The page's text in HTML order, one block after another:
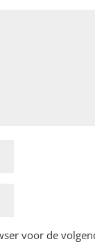
voor de